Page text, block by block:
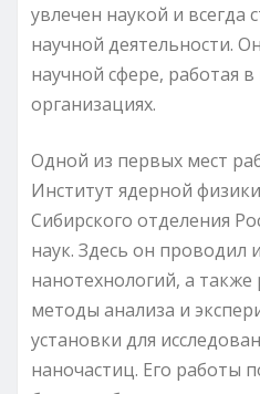
увлечен наукой и всегда
научной деятельности.
научной сфере, работая
организациях.
Одной из первых мест
Институт ядерной
Сибирского отделения
наук. Здесь он проводил
нанотехнологий, а
методы анализа и
установки для
наночастиц. Его работы